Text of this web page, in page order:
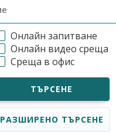
Онлайн запитване
Онлайн видео среща
Среща в офис
ТЪРСЕНЕ
РАЗШИРЕНО ТЪРСЕНЕ